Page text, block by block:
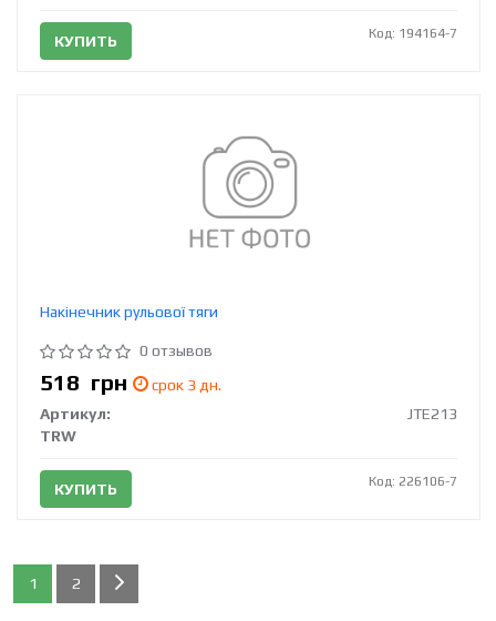
КУПИТЬ Код: 194164-7
Накінечник рульової тяги
0 отзывов
518 грн
срок 3 дн.
Артикул:
JTE213
TRW
КУПИТЬ Код: 226106-7
1 2